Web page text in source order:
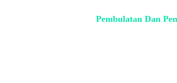
Pembulatan Dan